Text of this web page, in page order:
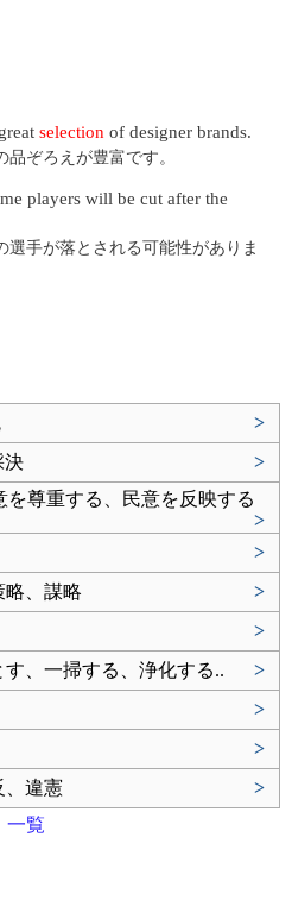
selection of designer brands.
ぞろえが豊富です。
players will be cut after the
選手が落とされる可能性がありま
>
決
>
を尊重する、民意を反映する
>
>
略、謀略
>
>
、一掃する、浄化する..
>
>
>
、違憲
>
一覧